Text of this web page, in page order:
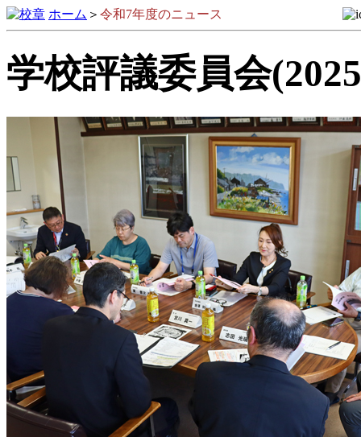
ホーム ＞ 令和7年度のニュース
学校評議委員会